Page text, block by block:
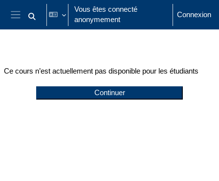
Passer au contenu principal
Panneau latéral
Activer/désactiver la saisie de recherche
Vous êtes connecté
anonymement
Connexion
Ce cours n’est actuellement pas disponible pour les étudiants
Continuer